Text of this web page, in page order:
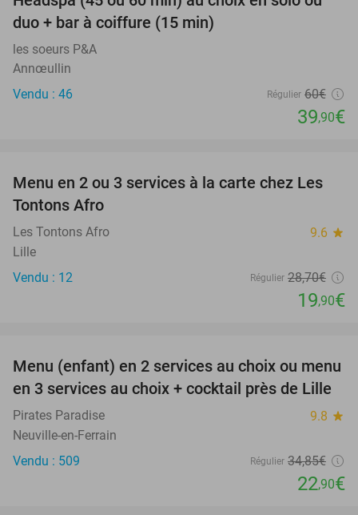
34%
duo + bar à coiffure (15 min)
les soeurs P&A
Annœullin
Vendu : 46
Régulier 60€
39,90€
31%
Menu en 2 ou 3 services à la carte chez Les
Tontons Afro
Les Tontons Afro 9.6 star
Lille
Vendu : 12
Régulier 28,70€
19,90€
34%
Menu (enfant) en 2 services au choix ou menu
en 3 services au choix + cocktail près de Lille
Pirates Paradise 9.8 star
Neuville-en-Ferrain
Vendu : 509
Régulier 34,85€
22,90€